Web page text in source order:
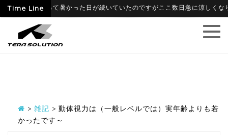
Time Line
09 6月に入って暑かった日が続いていたのですがここ数日急に涼しくなり
> 雑記 > 動体視力は（一般レベルでは）実年齢よりも若
かったです～